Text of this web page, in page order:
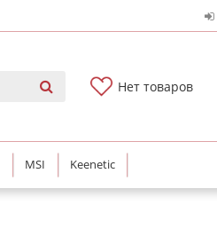
Нет товаров
MSI Keenetic